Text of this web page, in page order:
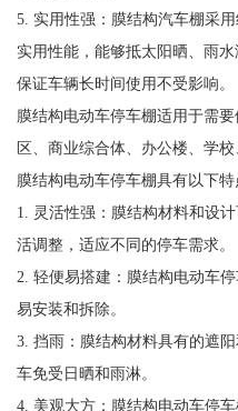
5. 实用性强：膜结构汽车棚采
实用性能，能够抵太阳晒、雨
保证车辆长时间使用不受影响。
膜结构电动车停车棚适用于需
区、商业综合体、办公楼、学校
膜结构电动车停车棚具有以下特
1. 灵活性强：膜结构材料和设
活调整，适应不同的停车需求。
2. 轻便易搭建：膜结构电动车
易安装和拆除。
3. 挡雨：膜结构材料具有的遮
车免受日晒和雨淋。
4. 美观大方：膜结构电动车停